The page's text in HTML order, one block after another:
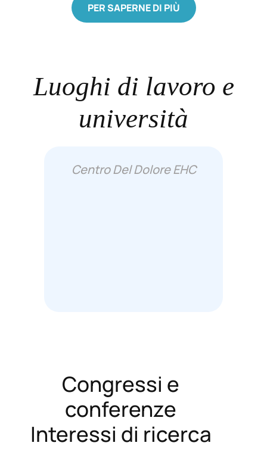
PER SAPERNE DI PIÙ
Luoghi di lavoro e
università
Centro Del Dolore EHC
Congressi e
conferenze
Interessi di ricerca